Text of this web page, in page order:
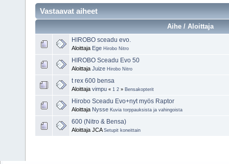
Vastaavat aiheet
Aihe / Aloittaja
HIROBO sceadu evo.
Aloittaja Ege Hirobo Nitro
HIROBO Sceadu Evo 50
Aloittaja Juize Hirobo Nitro
t rex 600 bensa
Aloittaja vimpu « 1 2 » Bensakopterit
Hirobo Sceadu Evo+nyt myös Raptor
Aloittaja Nysse Kuvia torppauksista ja vahingoista
600 (Nitro & Bensa)
Aloittaja JCA Setupit koneittain